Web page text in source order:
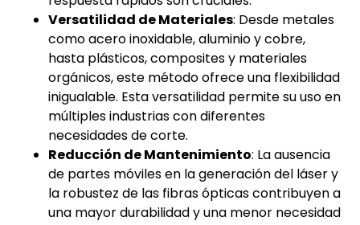
Versatilidad de Materiales: Desde metales
como acero inoxidable, aluminio y cobre,
hasta plásticos, composites y materiales
orgánicos, este método ofrece una flexibilidad
inigualable. Esta versatilidad permite su uso en
múltiples industrias con diferentes
necesidades de corte.
Reducción de Mantenimiento: La ausencia
de partes móviles en la generación del láser y
la robustez de las fibras ópticas contribuyen a
una mayor durabilidad y una menor necesidad